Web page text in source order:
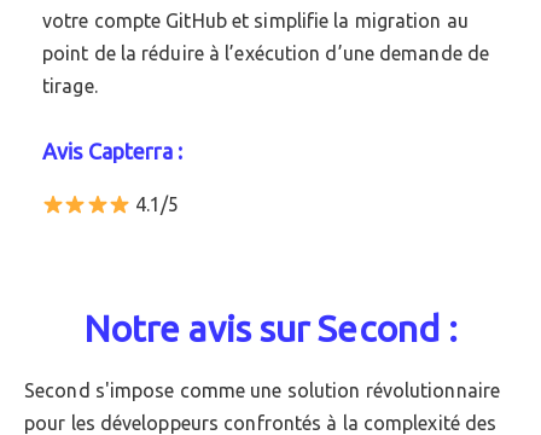
votre compte GitHub et simplifie la migration au
point de la réduire à l’exécution d’une demande de
tirage.
Avis Capterra :
4.1/5
Notre avis sur Second :
Second s'impose comme une solution révolutionnaire
pour les développeurs confrontés à la complexité des